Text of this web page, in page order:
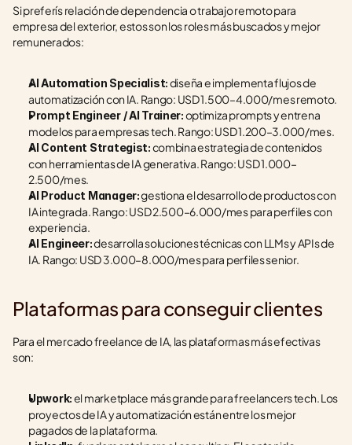
Si preferís relación de dependencia o trabajo remoto para
empresa del exterior, estos son los roles más buscados y mejor
remunerados:
AI Automation Specialist: diseña e implementa flujos de
automatización con IA. Rango: USD 1.500–4.000/mes remoto.
Prompt Engineer / AI Trainer: optimiza prompts y entrena
modelos para empresas tech. Rango: USD 1.200–3.000/mes.
AI Content Strategist: combina estrategia de contenidos
con herramientas de IA generativa. Rango: USD 1.000–
2.500/mes.
AI Product Manager: gestiona el desarrollo de productos con
IA integrada. Rango: USD 2.500–6.000/mes para perfiles con
experiencia.
AI Engineer: desarrolla soluciones técnicas con LLMs y APIs de
IA. Rango: USD 3.000–8.000/mes para perfiles senior.
Plataformas para conseguir clientes
Para el mercado freelance de IA, las plataformas más efectivas
son:
Upwork: el marketplace más grande para freelancers tech. Los
proyectos de IA y automatización están entre los mejor
pagados de la plataforma.